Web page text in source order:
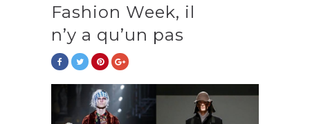
Fashion Week, il
n’y a qu’un pas